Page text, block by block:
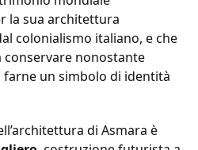
la sua architettura
colonialismo italiano, e che
nonostante
farne un simbolo di identità
di Asmara è